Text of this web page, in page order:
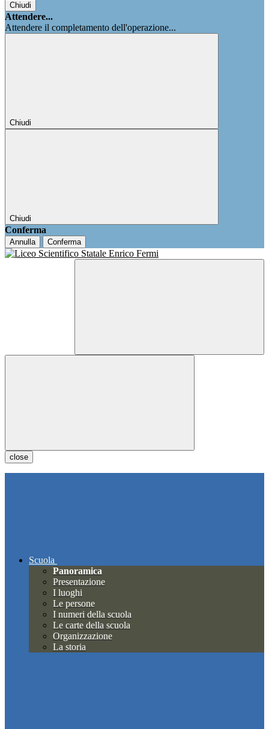
Chiudi
Attendere...
Attendere il completamento dell'operazione...
Chiudi
Chiudi
Conferma
Annulla Conferma
close
Scuola
Panoramica
Presentazione
I luoghi
Le persone
I numeri della scuola
Le carte della scuola
Organizzazione
La storia